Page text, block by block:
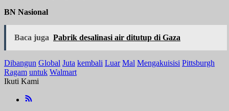
BN Nasional
Baca juga Pabrik desalinasi air ditutup di Gaza
Dibangun Global Juta kembali Luar Mal Mengakuisisi Pittsburgh
Ragam untuk Walmart
Ikuti Kami